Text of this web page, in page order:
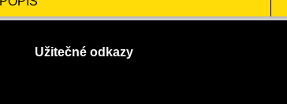
Užitečné odkazy